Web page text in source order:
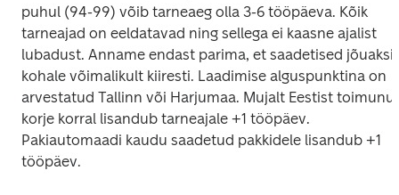
puhul (94-99) võib tarneaeg olla 3-6 tööpäeva. Kõik
tarneajad on eeldatavad ning sellega ei kaasne ajalist
lubadust. Anname endast parima, et saadetised
kohale võimalikult kiiresti. Laadimise alguspunktina on
arvestatud Tallinn või Harjumaa. Mujalt Eestist
korje korral lisandub tarneajale +1 tööpäev.
Pakiautomaadi kaudu saadetud pakkidele lisandub +1
tööpäev.